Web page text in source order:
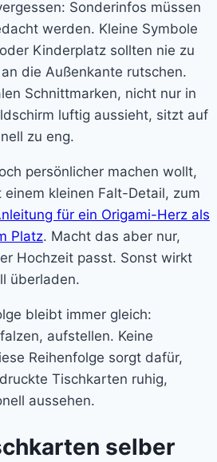
Sonderinfos müssen
werden. Kleine Symbole
Kinderplatz sollten nie zu
die Außenkante rutschen.
Schnittmarken, nicht nur in
luftig aussieht, sitzt auf
zu eng.
persönlicher machen wollt,
kleinen Falt-Detail, zum
für ein Origami-Herz als
Platz. Macht das aber nur,
Hochzeit passt. Sonst wirkt
überladen.
bleibt immer gleich:
aufstellen. Keine
Reihenfolge sorgt dafür,
Tischkarten ruhig,
aussehen.
selber